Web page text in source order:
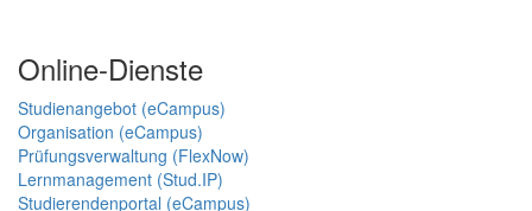
Online-Dienste
Studienangebot (eCampus)
Organisation (eCampus)
Prüfungsverwaltung (FlexNow)
Lernmanagement (Stud.IP)
Studierendenportal (eCampus)